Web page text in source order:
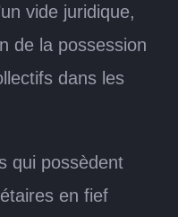
vide juridique,
de la possession
dans les
qui possèdent
en fief